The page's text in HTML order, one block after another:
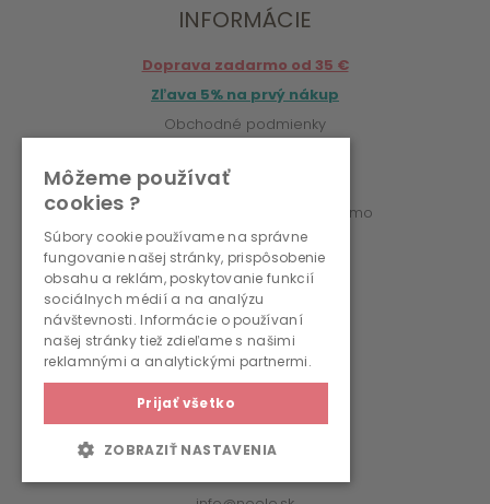
INFORMÁCIE
Doprava zadarmo od 35 €
Zľava 5% na prvý nákup
Obchodné podmienky
Reklamačný poriadok
Vrátenie / výmena tovaru zadarmo
Online odstúpenie od zmluvy
Ochrana osobných údajov
Cookies
KONTAKT
Noelo.sk
Môžeme používať
cookies ?
Súbory cookie používame na správne
fungovanie našej stránky, prispôsobenie
obsahu a reklám, poskytovanie funkcií
sociálnych médií a na analýzu
návštevnosti. Informácie o používaní
našej stránky tiež zdieľame s našimi
reklamnými a analytickými partnermi.
Prijať všetko
ZOBRAZIŤ NASTAVENIA